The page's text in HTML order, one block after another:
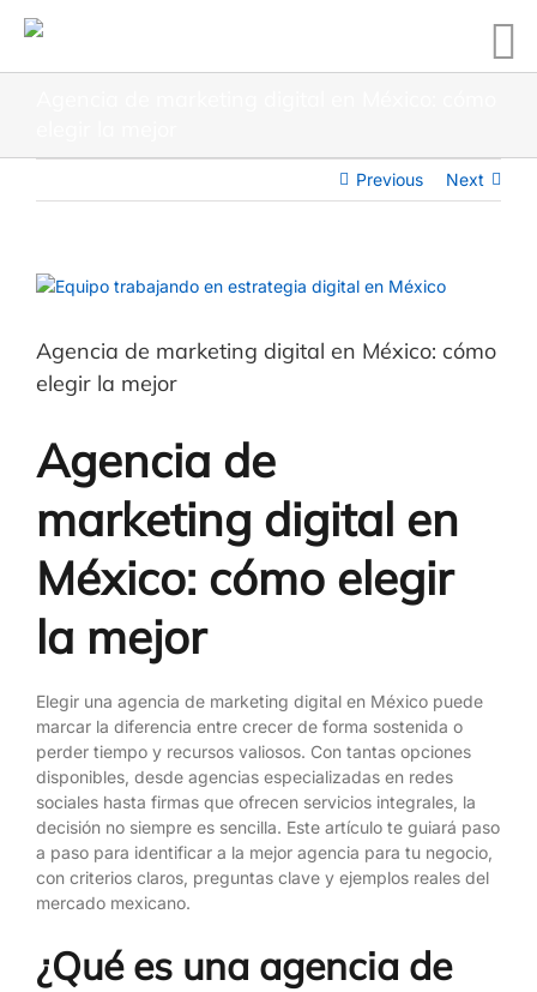
Previous Next
Agencia de marketing digital en México: cómo
elegir la mejor
Agencia de
marketing digital en
México: cómo elegir
la mejor
Elegir una agencia de marketing digital en México puede
marcar la diferencia entre crecer de forma sostenida o
perder tiempo y recursos valiosos. Con tantas opciones
disponibles, desde agencias especializadas en redes
sociales hasta firmas que ofrecen servicios integrales, la
decisión no siempre es sencilla. Este artículo te guiará paso
a paso para identificar a la mejor agencia para tu negocio,
con criterios claros, preguntas clave y ejemplos reales del
mercado mexicano.
¿Qué es una agencia de